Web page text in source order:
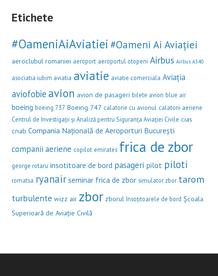
Etichete
#OameniAiAviatiei #Oameni Ai Aviației
aeroclubul romaniei aeroport aeroportul otopeni Airbus Airbus A340
asociatia iubim aviatia aviatie aviatie comerciala Aviația
aviofobie avion avion de pasageri bilete avion blue air
boeing boeing 737 Boeing 747 calatorie cu avionul calatorii aeriene
Centrul de Investigații și Analiză pentru Siguranța Aviației Civile cias
cnab Compania Națională de Aeroporturi București
companii aeriene copilot emirates frica de zbor
george rotaru insotitoare de bord pasageri pilot piloti
romatsa ryanair seminar frica de zbor simulator zbor tarom
turbulente wizz air zbor zborul însoțitoarele de bord Școala
Superioară de Aviație Civilă